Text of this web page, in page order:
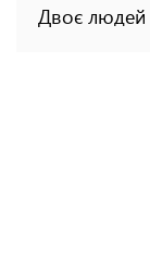
Двоє людей